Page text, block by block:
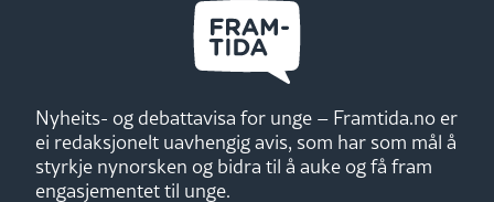
Nyheits- og debattavisa for unge – Framtida.no er
ei redaksjonelt uavhengig avis, som har som mål å
styrkje nynorsken og bidra til å auke og få fram
engasjementet til unge.